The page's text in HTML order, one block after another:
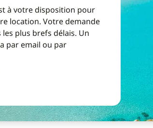
à votre disposition pour
location. Votre demande
plus brefs délais. Un
par email ou par